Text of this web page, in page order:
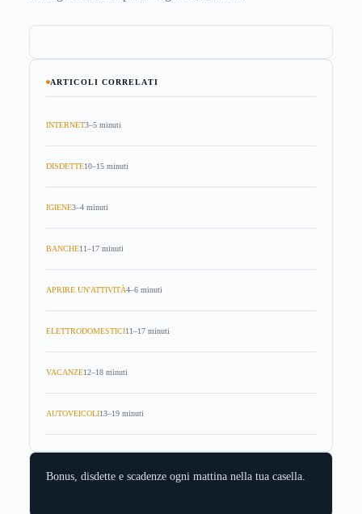
ARTICOLI CORRELATI
INTERNET3–5 minuti
DISDETTE10–15 minuti
IGIENE3–4 minuti
BANCHE11–17 minuti
APRIRE UN'ATTIVITÀ4–6 minuti
ELETTRODOMESTICI11–17 minuti
VACANZE12–18 minuti
AUTOVEICOLI13–19 minuti
Bonus, disdette e scadenze ogni mattina nella tua casella.